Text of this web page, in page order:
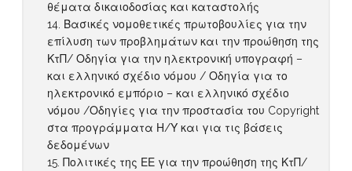
θέματα δικαιοδοσίας και καταστολής
Βασικές νομοθετικές πρωτοβουλίες για την
επίλυση των προβλημάτων και την προώθηση της
ΚτΠ/ Οδηγία για την ηλεκτρονική υπογραφή –
και ελληνικό σχέδιο νόμου / Οδηγία για το
ηλεκτρονικό εμπόριο – και ελληνικό σχέδιο
νόμου /Οδηγίες για την προστασία του Copyright
στα προγράμματα Η/Υ και για τις βάσεις
δεδομένων
Πολιτικές της ΕΕ για την προώθηση της ΚτΠ/